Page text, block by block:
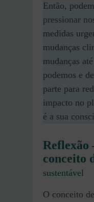
Então,
pressionar
medidas
mudanças
mudanças
podemos e
parte para
impacto no
é a sua
Reflexão
conceito
sustentável
O conceito de